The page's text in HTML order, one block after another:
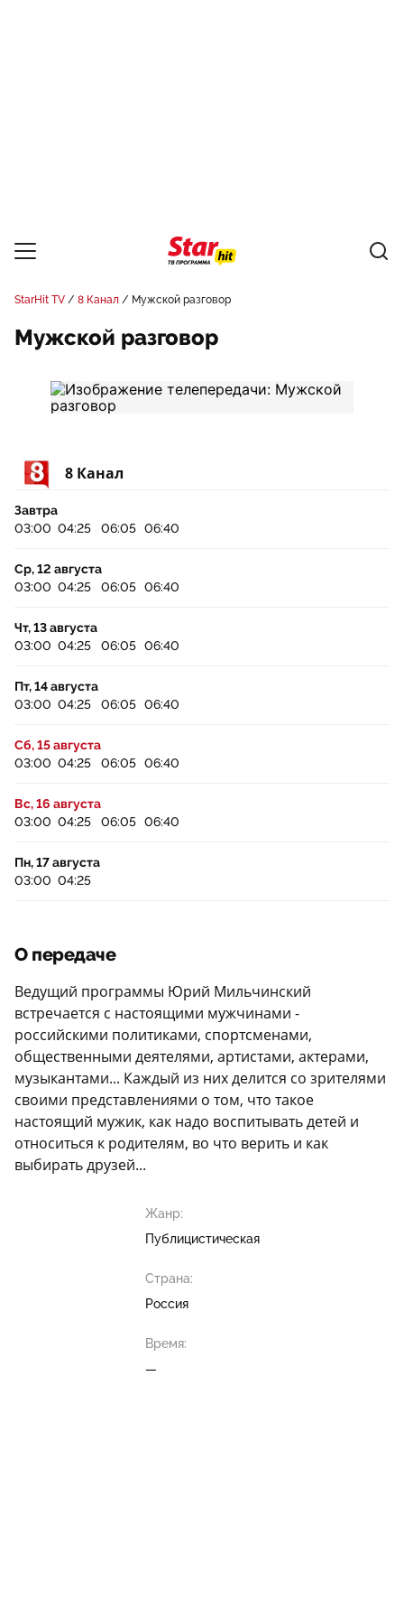
StarHit TV 8 Канал Мужской разговор
Мужской разговор
8 Канал
Завтра
03:00 04:25 06:05 06:40
Ср, 12 августа
03:00 04:25 06:05 06:40
Чт, 13 августа
03:00 04:25 06:05 06:40
Пт, 14 августа
03:00 04:25 06:05 06:40
Сб, 15 августа
03:00 04:25 06:05 06:40
Вс, 16 августа
03:00 04:25 06:05 06:40
Пн, 17 августа
03:00 04:25
О передаче
Ведущий программы Юрий Мильчинский
встречается с настоящими мужчинами -
российскими политиками, спортсменами,
общественными деятелями, артистами, актерами,
музыкантами... Каждый из них делится со зрителями
своими представлениями о том, что такое
настоящий мужик, как надо воспитывать детей и
относиться к родителям, во что верить и как
выбирать друзей...
Жанр:
Публицистическая
Страна:
Россия
Время:
—